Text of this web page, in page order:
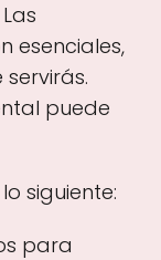
esenciales,
puede
siguiente:
para